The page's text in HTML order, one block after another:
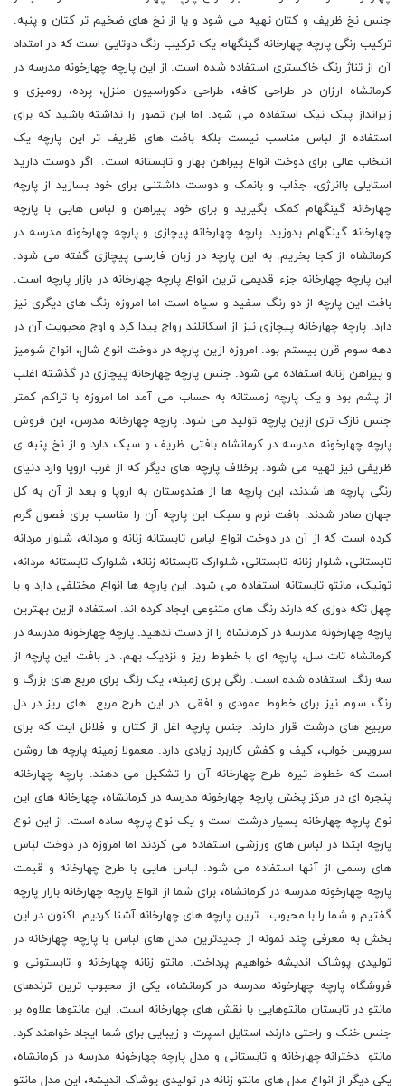
جنس نخ ظریف و کتان تهیه می شود و یا از نخ های ضخیم تر کتان و پنبه.
ترکیب رنگی پارچه چهارخانه گینگهام یک ترکیب رنگ دوتایی است که در امتداد
آن از تناژ رنگ خاکستری استفاده شده است. از این پارچه چهارخونه مدرسه در
کرمانشاه ارزان در طراحی کافه، طراحی دکوراسیون منزل، پرده، رومیزی و
زیرانداز پیک نیک استفاده می شود. اما این تصور را نداشته باشید که برای
استفاده از لباس مناسب نیست بلکه بافت های ظریف تر این پارچه یک
انتخاب عالی برای دوخت انواع پیراهن بهار و تابستانه است. اگر دوست دارید
استایلی باانرژی، جذاب و بانمک و دوست داشتنی برای خود بسازید از پارچه
چهارخانه گینگهام کمک بگیرید و برای خود پیراهن و لباس هایی با پارچه
چهارخانه گینگهام بدوزید. پارچه چهارخانه پیچازی و پارچه چهارخونه مدرسه در
کرمانشاه از کجا بخریم. به این پارچه در زبان فارسی پیچازی گفته می شود.
این پارچه چهارخانه جزء قدیمی ترین انواع پارچه چهارخانه در بازار پارچه است.
بافت این پارچه از دو رنگ سفید و سیاه است اما امروزه رنگ های دیگری نیز
دارد. پارچه چهارخانه پیچازی نیز از اسکاتلند رواج پیدا کرد و اوج محبویت آن در
دهه سوم قرن بیستم بود. امروزه ازین پارچه در دوخت انوع شال، انواع شومیز
و پیراهن زنانه استفاده می شود. جنس پارچه چهارخانه پیچازی در گذشته اغلب
از پشم بود و یک پارچه زمستانه به حساب می آمد اما امروزه با تراکم کمتر
جنس نازک تری ازین پارچه تولید می شود. پارچه چهارخانه مدرس، این فروش
پارچه چهارخونه مدرسه در کرمانشاه بافتی ظریف و سبک دارد و از نخ پنبه ی
ظریفی نیز تهیه می شود. برخلاف پارچه های دیگر که از غرب اروپا وارد دنیای
رنگی پارچه ها شدند، این پارچه ها از هندوستان به اروپا و بعد از آن به کل
جهان صادر شدند. بافت نرم و سبک این پارچه آن را مناسب برای فصول گرم
کرده است که از آن در دوخت انواع لباس تابستانه زنانه و مردانه، شلوار مردانه
تابستانی، شلوار زنانه تابستانی، شلوارک تابستانه زنانه، شلوارک تابستانه مردانه،
تونیک، مانتو تابستانه استفاده می شود. این پارچه ها انواع مختلفی دارد و با
چهل تکه دوزی که دارند رنگ های متنوعی ایجاد کرده اند. استفاده ازین بهترین
پارچه چهارخونه مدرسه در کرمانشاه را از دست ندهید. پارچه چهارخونه مدرسه در
کرمانشاه تات سل، پارچه ای با خطوط ریز و نزدیک بهم. در بافت این پارچه از
سه رنگ استفاده شده است. رنگی برای زمینه، یک رنگ برای مربع های بزرگ و
رنگ سوم نیز برای خطوط عمودی و افقی. در این طرح مربع های ریز در دل
مربیع های درشت قرار دارند. جنس پارچه اغل از کتان و فلانل ایت که برای
سرویس خواب، کیف و کفش کاربرد زیادی دارد. معمولا زمینه پارچه ها روشن
است که خطوط تیره طرح چهارخانه آن را تشکیل می دهند. پارچه چهارخانه
پنجره ای در مرکز پخش پارچه چهارخونه مدرسه در کرمانشاه، چهارخانه های این
نوع پارچه چهارخانه بسیار درشت است و یک نوع پارچه ساده است. از این نوع
پارچه ابتدا در لباس های ورزشی استفاده می کردند اما امروزه در دوخت لباس
های رسمی از آنها استفاده می شود. لباس هایی با طرح چهارخانه و قیمت
پارچه چهارخونه مدرسه در کرمانشاه، برای شما از انواع پارچه چهارخانه بازار پارچه
گفتیم و شما را با محبوب ترین پارچه های چهارخانه آشنا کردیم. اکنون در این
بخش به معرفی چند نمونه از جدیدترین مدل های لباس با پارچه چهارخانه در
تولیدی پوشاک اندیشه خواهیم پرداخت. مانتو زنانه چهارخانه و تابستونی و
فروشگاه پارچه چهارخونه مدرسه در کرمانشاه، یکی از محبوب ترین ترندهای
مانتو در تابستان مانتوهایی با نقش های چهارخانه است. این مانتوها علاوه بر
جنس خنک و راحتی دارند، استایل اسپرت و زیبایی برای شما ایجاد خواهند کرد.
مانتو دخترانه چهارخانه و تابستانی و مدل پارچه چهارخونه مدرسه در کرمانشاه،
یکی دیگر از انواع مدل های مانتو زنانه در تولیدی پوشاک اندیشه، این مدل مانتو